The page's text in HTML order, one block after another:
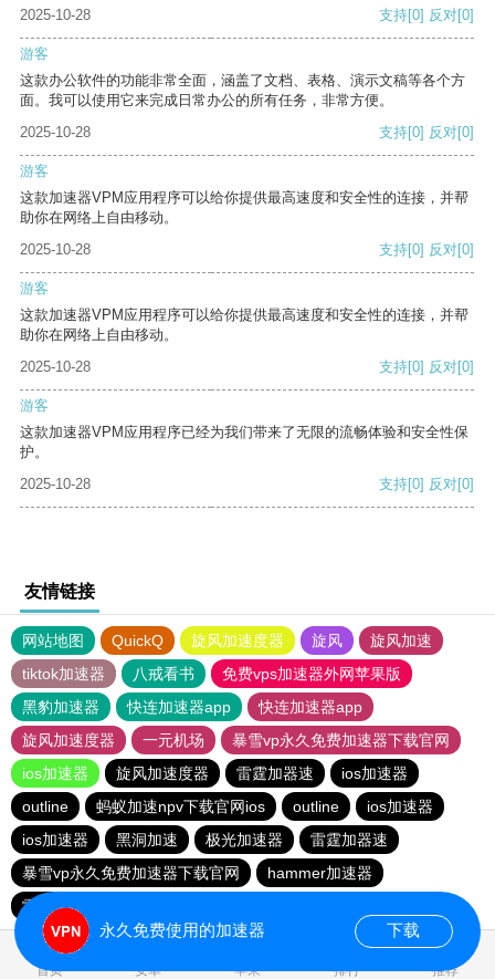
2025-10-28
支持[0] 反对[0]
游客
这款办公软件的功能非常全面，涵盖了文档、表格、演示文稿等各个方
面。我可以使用它来完成日常办公的所有任务，非常方便。
2025-10-28
支持[0] 反对[0]
游客
这款加速器VPM应用程序可以给你提供最高速度和安全性的连接，并帮
助你在网络上自由移动。
2025-10-28
支持[0] 反对[0]
游客
这款加速器VPM应用程序可以给你提供最高速度和安全性的连接，并帮
助你在网络上自由移动。
2025-10-28
支持[0] 反对[0]
游客
这款加速器VPM应用程序已经为我们带来了无限的流畅体验和安全性保
护。
2025-10-28
支持[0] 反对[0]
友情链接
网站地图 QuickQ 旋风加速度器 旋风
旋风加速
tiktok加速器
八戒看书
免费vps加速器外网苹果版
黑豹加速器
快连加速器app
快连加速器app
旋风加速度器
一元机场
暴雪vp永久免费加速器下载官网
ios加速器
旋风加速度器 雷霆加器速
ios加速器
outline
蚂蚁加速npv下载官网ios outline
ios加速器
ios加速器
黑洞加速 极光加速器
雷霆加器速
暴雪vp永久免费加速器下载官网
hammer加速器
雷霆加器速
首页 安卓 苹果 排行 推荐
永久免费使用的加速器 下载
0.030644s